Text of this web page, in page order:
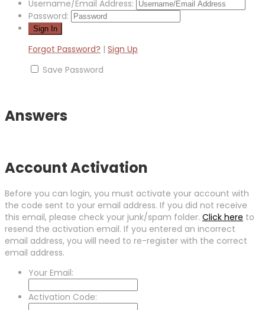
Username/Email Address:
Password:
Forgot Password? | Sign Up
Save Password
Answers
Account Activation
Before you can login, you must activate your account with
the code sent to your email address. If you did not receive
this email, please check your junk/spam folder. Click here to
resend the activation email. If you entered an incorrect
email address, you will need to re-register with the correct
email address.
Your Email:
Activation Code: